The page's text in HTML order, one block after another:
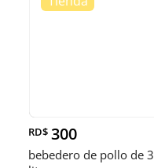
RD$ 300
bebedero de pollo de 3